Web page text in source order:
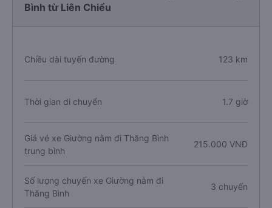
Bình từ Liên Chiểu
Chiều dài tuyến đường 123 km
Thời gian di chuyển 1.7 giờ
Giá vé xe Giường nằm đi Thăng Bình
trung bình
215.000 VNĐ
Số lượng chuyến xe Giường nằm đi
Thăng Bình
3 chuyến